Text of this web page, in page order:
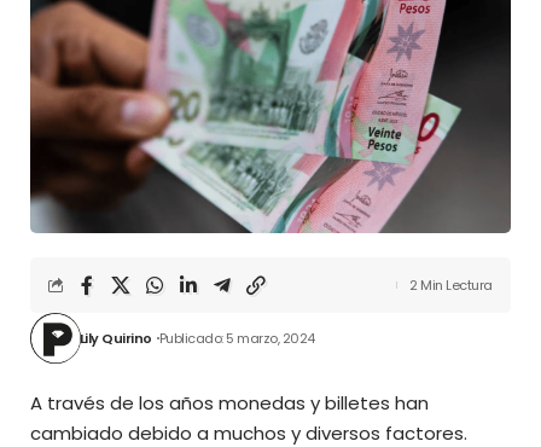
Lily Quirino Publicado: 5 marzo, 2024
2 Min Lectura
A través de los años monedas y billetes han
cambiado debido a muchos y diversos factores.